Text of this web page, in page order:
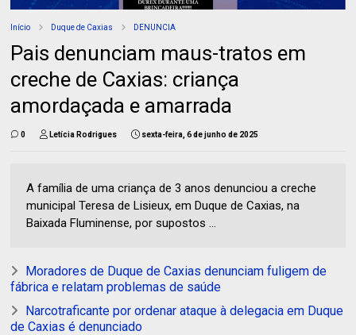
Início Duque de Caxias DENUNCIA
Pais denunciam maus-tratos em
creche de Caxias: criança
amordaçada e amarrada
0 Letícia Rodrigues sexta-feira, 6 de junho de 2025
A família de uma criança de 3 anos denunciou a creche
municipal Teresa de Lisieux, em Duque de Caxias, na
Baixada Fluminense, por supostos ...
Moradores de Duque de Caxias denunciam fuligem de
fábrica e relatam problemas de saúde
Narcotraficante por ordenar ataque à delegacia em Duque
de Caxias é denunciado